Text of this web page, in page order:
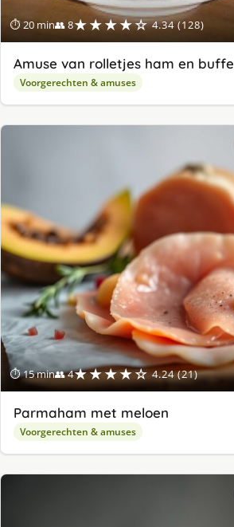
⏱ 20 min👥 8★★★★☆ 4.34 (128)
Amuse van rolletjes ham en
Voorgerechten & amuses
⏱ 15 min👥 4★★★★☆ 4.24 (21)
Parmaham met meloen
Voorgerechten & amuses